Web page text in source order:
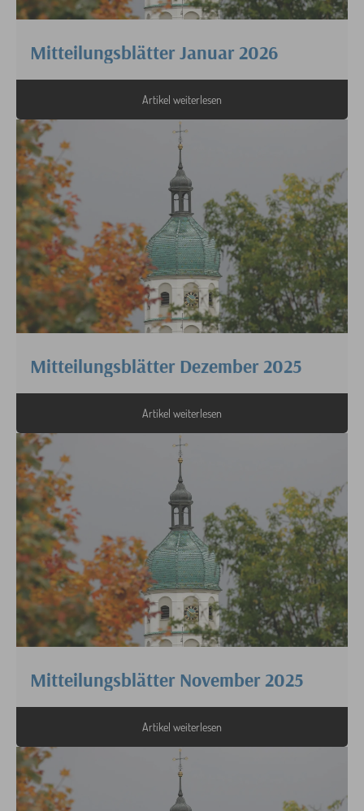
Mitteilungsblätter Januar 2026
Artikel weiterlesen
Mitteilungsblätter Dezember 2025
Artikel weiterlesen
Mitteilungsblätter November 2025
Artikel weiterlesen